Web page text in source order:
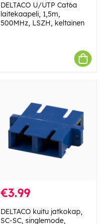
DELTACO U/UTP Cat6a
laitekaapeli, 1,5m,
500MHz, LSZH, keltainen
€3.99
DELTACO kuitu jatkokap,
SC-SC, singlemode,